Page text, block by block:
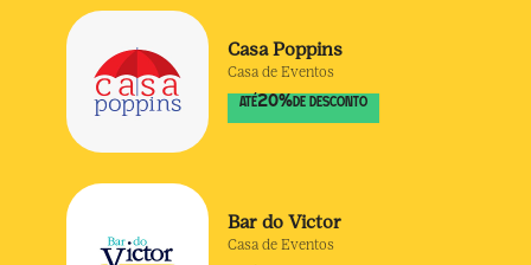
Casa Poppins
Casa de Eventos
ATÉ20% DE DESCONTO
Bar do Victor
Casa de Eventos